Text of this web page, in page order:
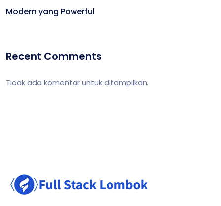
Modern yang Powerful
Recent Comments
Tidak ada komentar untuk ditampilkan.